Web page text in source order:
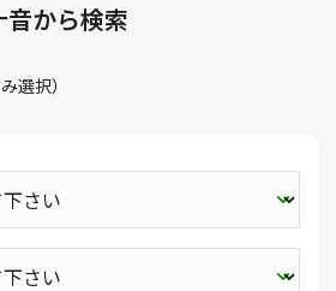
から検索
選択）